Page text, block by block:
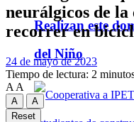
Realizan este
del Niño
neurálgicos de la
recorrer en
24 de mayo de 2023
Tiempo de lectura: 2
A A
A
A
Reset